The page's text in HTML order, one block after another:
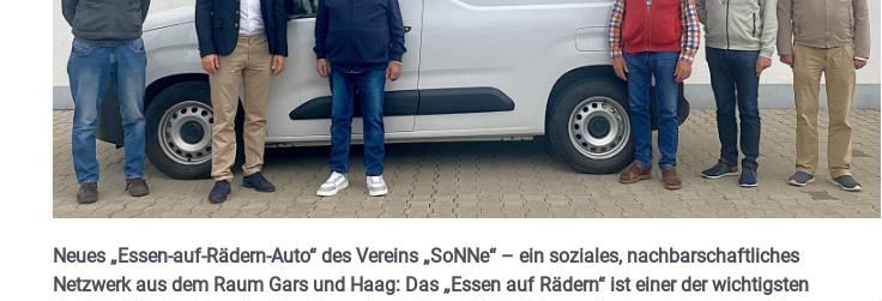
Neues „Essen-auf-Rädern-Auto“ des Vereins „SoNNe“ – ein soziales, nachbarschaftliches
Netzwerk aus dem Raum Gars und Haag: Das „Essen auf Rädern“ ist einer der wichtigsten